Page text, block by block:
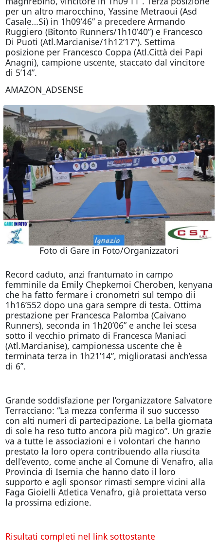
per un altro marocchino, Yassine Metraoui (Asd
Casale…Si) in 1h09’46” a precedere Armando
Ruggiero (Bitonto Runners/1h10’40”) e Francesco
Di Puoti (Atl.Marcianise/1h12’17”). Settima
posizione per Francesco Coppa (Atl.Città dei Papi
Anagni), campione uscente, staccato dal vincitore
di 5’14”.
AMAZON_ADSENSE
Foto di Gare in Foto/Organizzatori
Record caduto, anzi frantumato in campo
femminile da Emily Chepkemoi Cheroben, kenyana
che ha fatto fermare i cronometri sul tempo dii
1h16’552 dopo una gara sempre di testa. Ottima
prestazione per Francesca Palomba (Caivano
Runners), seconda in 1h20’06” e anche lei scesa
sotto il vecchio primato di Francesca Maniaci
(Atl.Marcianise), campionessa uscente che è
terminata terza in 1h21’14”, miglioratasi anch’essa
di 6”.
Grande soddisfazione per l’organizzatore Salvatore
Terracciano: “La mezza conferma il suo successo
con alti numeri di partecipazione. La bella giornata
di sole ha reso tutto ancora più magico”. Un grazie
va a tutte le associazioni e i volontari che hanno
prestato la loro opera contribuendo alla riuscita
dell’evento, come anche al Comune di Venafro, alla
Provincia di Isernia che hanno dato il loro
supporto e agli sponsor rimasti sempre vicini alla
Faga Gioielli Atletica Venafro, già proiettata verso
la prossima edizione.
Risultati completi nel link sottostante